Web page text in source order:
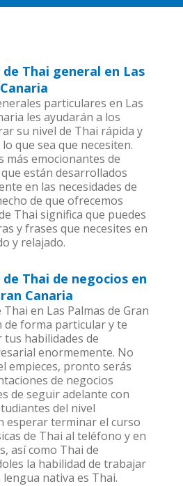
Thai general en Las
particulares en Las
les ayudarán a los
su nivel de Thai rápida y
que sea que necesiten.
más emocionantes de
están desarrollados
en las necesidades de
de que ofrecemos
Thai significa que puedes
y frases que necesites en
y relajado.
Thai de negocios en
Canaria
en Las Palmas de Gran
de forma particular y te
habilidades de
enormemente. No
empieces, pronto serás
de negocios
de seguir adelante con
del nivel
esperar terminar el curso
de Thai al teléfono y en
así como Thai de
la habilidad de trabajar
nativa es Thai.